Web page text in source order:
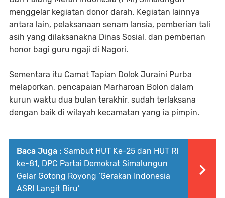
menggelar kegiatan donor darah. Kegiatan lainnya
antara lain, pelaksanaan senam lansia, pemberian tali
asih yang dilaksanakna Dinas Sosial, dan pemberian
honor bagi guru ngaji di Nagori.
Sementara itu Camat Tapian Dolok Juraini Purba
melaporkan, pencapaian Marharoan Bolon dalam
kurun waktu dua bulan terakhir, sudah terlaksana
dengan baik di wilayah kecamatan yang ia pimpin.
Baca Juga : Sambut HUT Ke-25 dan HUT RI
ke-81, DPC Partai Demokrat Simalungun
Gelar Gotong Royong ‘Gerakan Indonesia
ASRI Langit Biru’